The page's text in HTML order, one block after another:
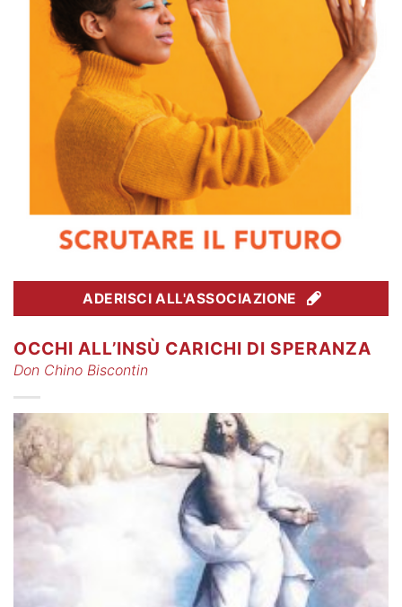
ADERISCI ALL'ASSOCIAZIONE
OCCHI ALL’INSÙ CARICHI DI SPERANZA
Don Chino Biscontin